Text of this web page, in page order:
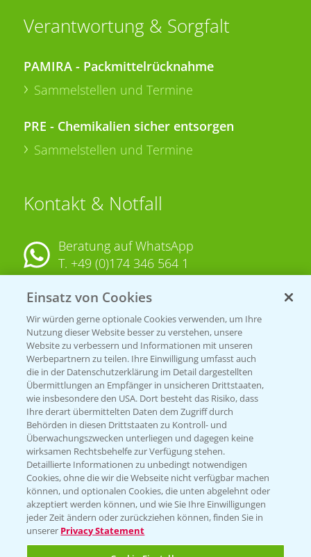
Verantwortung & Sorgfalt
PAMIRA - Packmittelrücknahme
Sammelstellen und Termine
PRE - Chemikalien sicher entsorgen
Sammelstellen und Termine
Kontakt & Notfall
Beratung auf WhatsApp
T. +49 (0)174 346 564 1
KONTAKT
Hilfe in Notfällen
T.+49 (0)214/30-20220
Folgen Sie uns
Einsatz von Cookies
Wir würden gerne optionale Cookies verwenden, um Ihre
Nutzung dieser Website besser zu verstehen, unsere
Website zu verbessern und Informationen mit unseren
Werbepartnern zu teilen. Ihre Einwilligung umfasst auch
die in der Datenschutzerklärung im Detail dargestellten
Übermittlungen an Empfänger in unsicheren Drittstaaten,
wie insbesondere den USA. Dort besteht das Risiko, dass
Ihre derart übermittelten Daten dem Zugriff durch
Behörden in diesen Drittstaaten zu Kontroll- und
Überwachungszwecken unterliegen und dagegen keine
wirksamen Rechtsbehelfe zur Verfügung stehen.
Detaillierte Informationen zu unbedingt notwendigen
Cookies, ohne die wir die Webseite nicht verfügbar machen
können, und optionalen Cookies, die unten abgelehnt oder
akzeptiert werden können, und wie Sie Ihre Einwilligungen
jeder Zeit ändern oder zurückziehen können, finden Sie in
unserer Privacy Statement